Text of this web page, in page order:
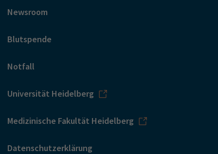
Newsroom
Blutspende
Notfall
Universität Heidelberg
Medizinische Fakultät Heidelberg
Datenschutzerklärung